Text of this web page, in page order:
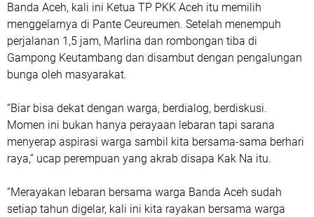
Banda Aceh, kali ini Ketua TP PKK Aceh itu memilih
menggelarnya di Pante Ceureumen. Setelah menempuh
perjalanan 1,5 jam, Marlina dan rombongan tiba di
Gampong Keutambang dan disambut dengan pengalungan
bunga oleh masyarakat.
“Biar bisa dekat dengan warga, berdialog, berdiskusi.
Momen ini bukan hanya perayaan lebaran tapi sarana
menyerap aspirasi warga sambil kita bersama-sama berhari
raya,” ucap perempuan yang akrab disapa Kak Na itu.
“Merayakan lebaran bersama warga Banda Aceh sudah
setiap tahun digelar, kali ini kita rayakan bersama warga